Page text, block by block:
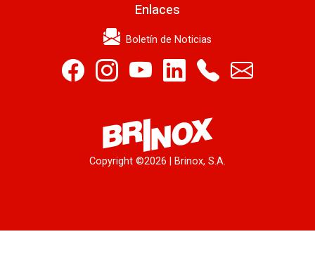
Enlaces
Boletín de Noticias
Copyright ©2026 | Brinox, S.A.